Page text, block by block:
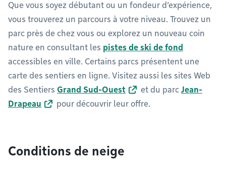
Que vous soyez débutant ou un fondeur d’expérience,
vous trouverez un parcours à votre niveau. Trouvez un
parc près de chez vous ou explorez un nouveau coin
nature en consultant les pistes de ski de fond
accessibles en ville. Certains parcs présentent une
carte des sentiers en ligne. Visitez aussi les sites Web
des Sentiers Grand Sud-Ouest et du parc Jean-
Drapeau
pour découvrir leur offre.
Conditions de neige